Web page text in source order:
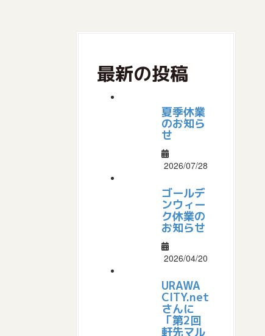
最新の投稿
夏季休業
のお知ら
せ
2026/07/28
ゴールデ
ンウィー
ク休業の
お知らせ
2026/04/20
URAWA
CITY.net
さんに
「第2回
軒先マル